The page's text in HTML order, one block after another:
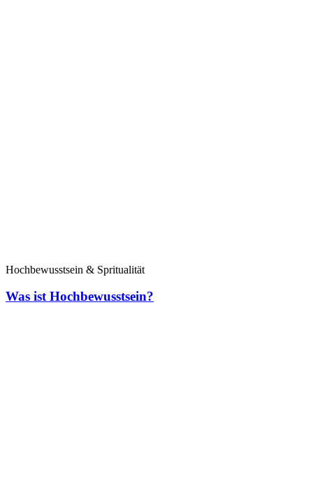
Hochbewusstsein & Spritualität
Was ist Hochbewusstsein?